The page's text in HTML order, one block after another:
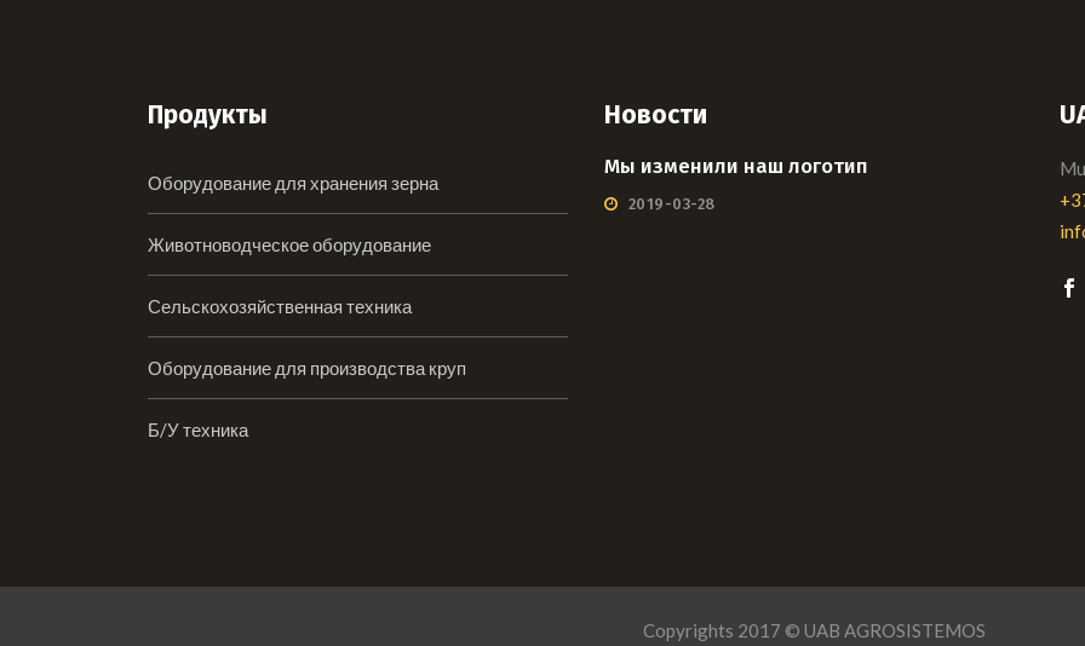
Продукты
Оборудование для хранения зерна
Животноводческое оборудование
Сельскохозяйственная техника
Оборудование для производства круп
Б/У техника
Новости
Мы изменили наш логотип
2019-03-28
Copyrights 2017 © UAB AGROSISTEMOS